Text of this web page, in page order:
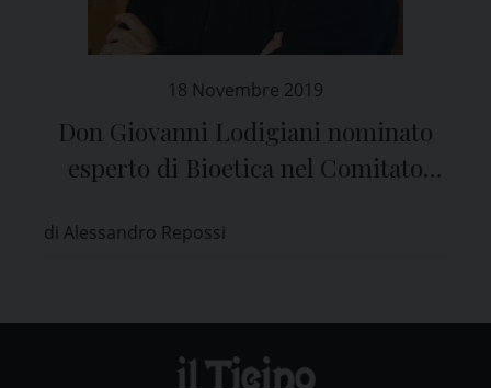
18 Novembre 2019
Don Giovanni Lodigiani nominato
esperto di Bioetica nel Comitato
di Alessandro Repossi